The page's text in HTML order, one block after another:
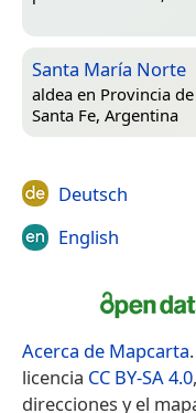
Santa María Norte
aldea en Provincia de
Santa Fe, Argentina
Deutsch
English
Acerca de Mapcarta
licencia CC BY-SA 4.0
direcciones y el